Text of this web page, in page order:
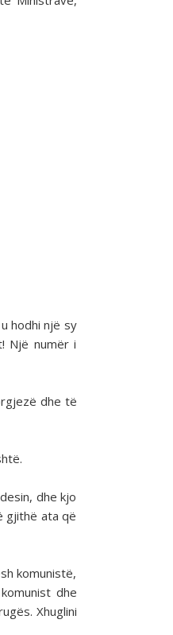
hodhi një sy
Një numër i
dhe të
dhe kjo
gjithë ata që
komunistë,
dhe
Xhuglini